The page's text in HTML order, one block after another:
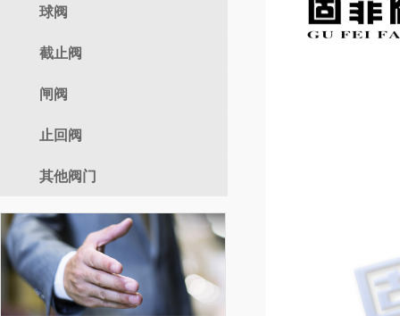
电动蝶阀
气动蝶阀
球阀
电动球阀
气动球阀
截止阀
电动截止阀
气动截止阀
闸阀
电动闸阀
气动闸阀
止回阀
其他阀门